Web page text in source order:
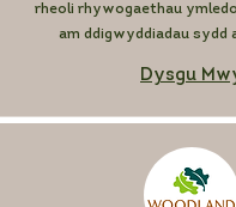
rheoli rhywogaethau
am ddigwyddiadau sydd
Dysgu